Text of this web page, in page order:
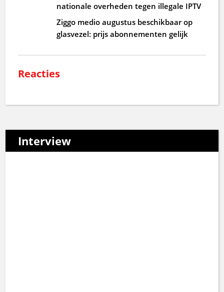
nationale overheden tegen illegale IPTV
Ziggo medio augustus beschikbaar op
glasvezel: prijs abonnementen gelijk
Reacties
Interview